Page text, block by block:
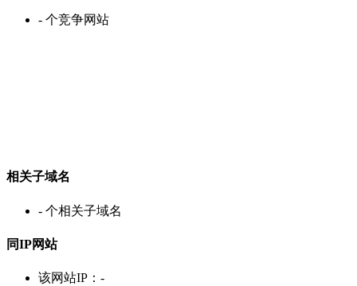
- 个竞争网站
相关子域名
- 个相关子域名
同IP网站
该网站IP： -